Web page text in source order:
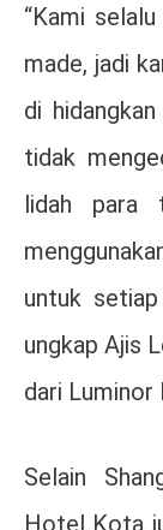
“Kami
made, jadi
di
tidak
lidah para
untuk setiap
ungkap Ajis
dari
Selain
Hotel Kota